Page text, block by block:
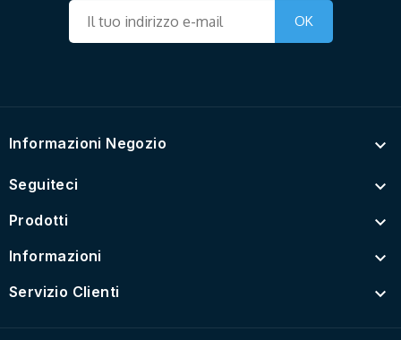
Informazioni Negozio 
Seguiteci 
Prodotti 
Informazioni 
Servizio Clienti 